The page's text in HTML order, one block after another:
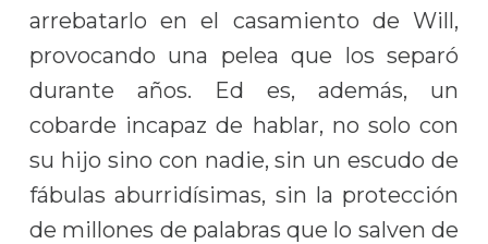
arrebatarlo en el casamiento de Will,
provocando una pelea que los separó
durante años. Ed es, además, un
cobarde incapaz de hablar, no solo con
su hijo sino con nadie, sin un escudo de
fábulas aburridísimas, sin la protección
de millones de palabras que lo salven de